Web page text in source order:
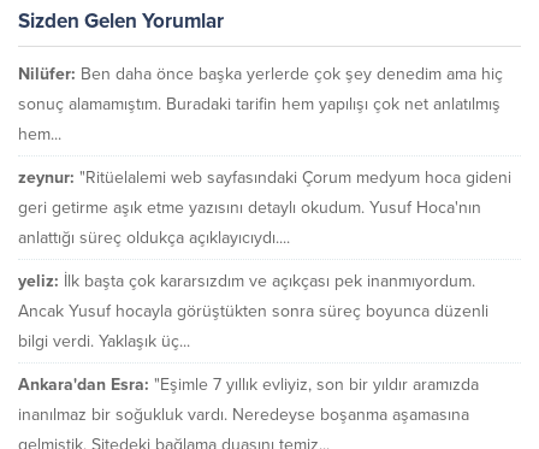
Sizden Gelen Yorumlar
Nilüfer: Ben daha önce başka yerlerde çok şey denedim ama hiç
sonuç alamamıştım. Buradaki tarifin hem yapılışı çok net anlatılmış
hem...
zeynur: "Ritüelalemi web sayfasındaki Çorum medyum hoca gideni
geri getirme aşık etme yazısını detaylı okudum. Yusuf Hoca'nın
anlattığı süreç oldukça açıklayıcıydı....
yeliz: İlk başta çok kararsızdım ve açıkçası pek inanmıyordum.
Ancak Yusuf hocayla görüştükten sonra süreç boyunca düzenli
bilgi verdi. Yaklaşık üç...
Ankara'dan Esra: "Eşimle 7 yıllık evliyiz, son bir yıldır aramızda
inanılmaz bir soğukluk vardı. Neredeyse boşanma aşamasına